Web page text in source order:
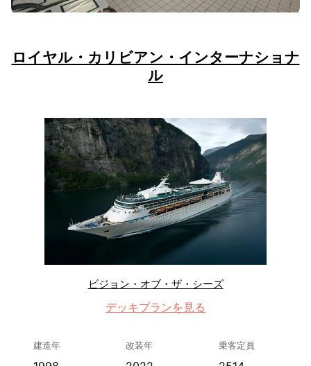
ロイヤル・カリビアン・インターナショナ
ル
ビジョン・オブ・ザ・シーズ
デッキプランを見る
建造年 改装年 乗客定員